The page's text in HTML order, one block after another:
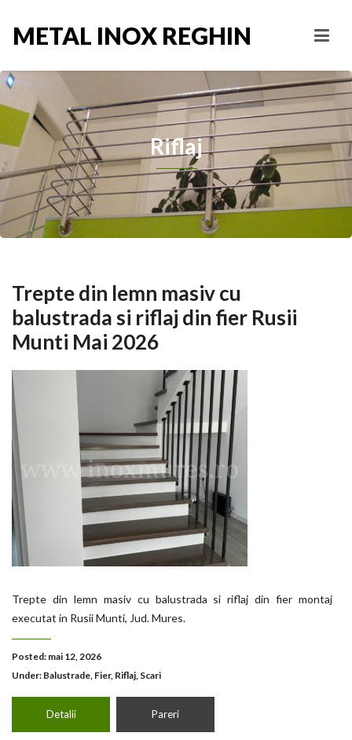
METAL INOX REGHIN
Riflaj
Trepte din lemn masiv cu
balustrada si riflaj din fier Rusii
Munti Mai 2026
Trepte din lemn masiv cu balustrada si riflaj din fier montaj
executat in Rusii Munti, Jud. Mures.
Posted: mai 12, 2026
Under: Balustrade, Fier, Riflaj, Scari
Detalii Pareri